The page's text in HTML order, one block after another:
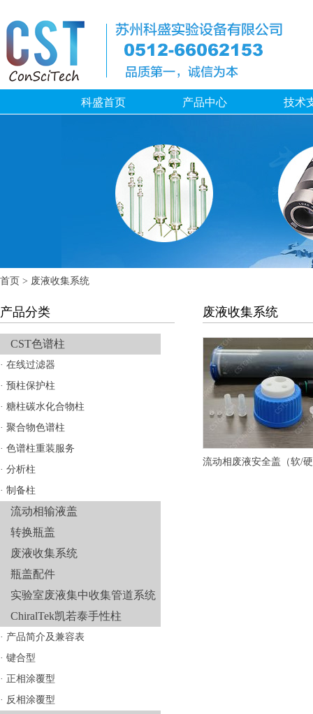
科盛首页 产品中心 技术
首页 > 废液收集系统
产品分类
CST色谱柱
· 在线过滤器
· 预柱保护柱
· 糖柱碳水化合物柱
· 聚合物色谱柱
· 色谱柱重装服务
· 分析柱
· 制备柱
流动相输液盖
转换瓶盖
废液收集系统
瓶盖配件
实验室废液集中收集管道系统
ChiralTek凯若泰手性柱
· 产品简介及兼容表
· 键合型
· 正相涂覆型
· 反相涂覆型
废液收集系统
流动相废液安全盖（软/